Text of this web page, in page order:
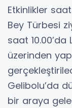
Etkinlikler
Bey Türbesi
saat
üzerinden
Gelibolu’da
bir araya